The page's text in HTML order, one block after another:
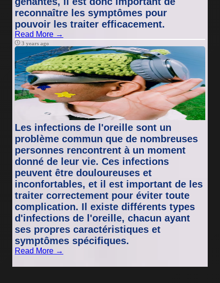
reconnaître les symptômes pour
pouvoir les traiter efficacement.
Read More →
3 years ago
Les infections de l'oreille sont un
problème commun que de nombreuses
personnes rencontrent à un moment
donné de leur vie. Ces infections
peuvent être douloureuses et
inconfortables, et il est important de les
traiter correctement pour éviter toute
complication. Il existe différents types
d'infections de l'oreille, chacun ayant
ses propres caractéristiques et
symptômes spécifiques.
Read More →